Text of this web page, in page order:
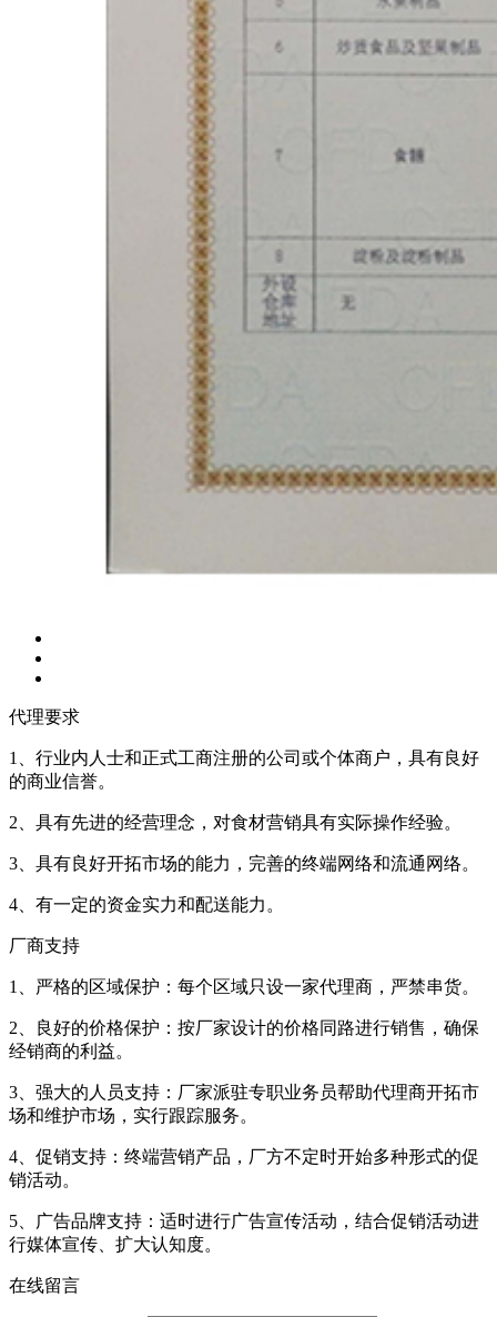
代理要求
1、行业内人士和正式工商注册的公司或个体商户，具有良好
的商业信誉。
2、具有先进的经营理念，对食材营销具有实际操作经验。
3、具有良好开拓市场的能力，完善的终端网络和流通网络。
4、有一定的资金实力和配送能力。
厂商支持
1、严格的区域保护：每个区域只设一家代理商，严禁串货。
2、良好的价格保护：按厂家设计的价格同路进行销售，确保
经销商的利益。
3、强大的人员支持：厂家派驻专职业务员帮助代理商开拓市
场和维护市场，实行跟踪服务。
4、促销支持：终端营销产品，厂方不定时开始多种形式的促
销活动。
5、广告品牌支持：适时进行广告宣传活动，结合促销活动进
行媒体宣传、扩大认知度。
在线留言